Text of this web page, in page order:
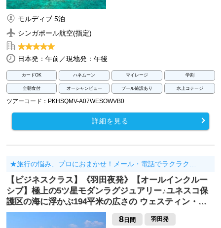
モルディブ 5泊
シンガポール航空(指定)
日本発：午前／現地発：午後
カードOK ハネムーン マイレージ 学割
全朝食付 オーシャンビュー プール施設あり 水上コテージ
ツアーコード：PKHSQMV-A07WESOWVB0
詳細を見る
★旅行の悩み、プロにおまかせ！メール・電話でラクラク…
【ビジネスクラス】《羽田夜発》【オールインクルー
シブ】極上の5ツ星モダンラグジュアリー♪ユネスコ保
護区の海に浮かぶ194平米の広さの ウェスティン・…
8日間 羽田発